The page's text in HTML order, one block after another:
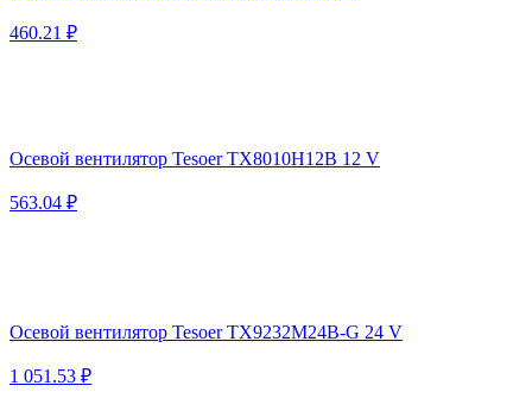
460.21 ₽
Осевой вентилятор Tesoer TX8010H12B 12 V
563.04 ₽
Осевой вентилятор Tesoer TX9232M24B-G 24 V
1 051.53 ₽